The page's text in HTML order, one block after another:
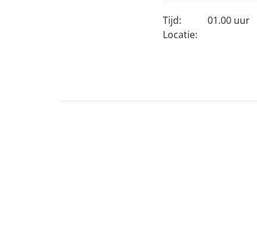
Tijd:
01.00 uur
Locatie: